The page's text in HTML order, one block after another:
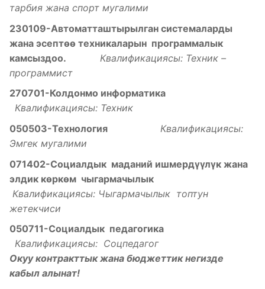
тарбия жана спорт мугалими
230109-Автоматташтырылган системаларды
жана эсептѳѳ техникаларын программалык
камсыздоо.
Квалификациясы: Техник –
программист
270701-Колдонмо информатика
Квалификациясы: Техник
050503-Технология
Квалификациясы:
Эмгек мугалими
071402-Социалдык маданий ишмердүүлүк жана
элдик кѳркѳм чыгармачылык
Квалификациясы: Чыгармачылык топтун
жетекчиси
050711-Социалдык педагогика
Квалификациясы: Соцпедагог
Окуу контракттык жана бюджеттик негизде
кабыл алынат!